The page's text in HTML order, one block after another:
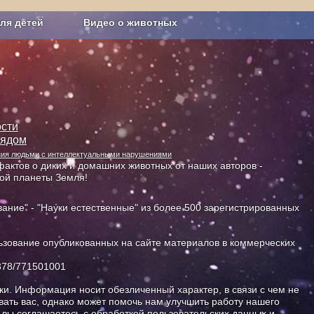
детей Видео о животных
Сельское хозяйство
людьми с интеллектуальными нарушениями
о диких и домашних животных от наших авторов -
планеты Земля!
- "Науки естественные" из более 500 зарегистрированных
опубликованных на сайте материалов в коммерческих
771501001
Информация носит обезличенный характер, в связи с чем не
вас, однако может помочь нам улучшить работу нашего